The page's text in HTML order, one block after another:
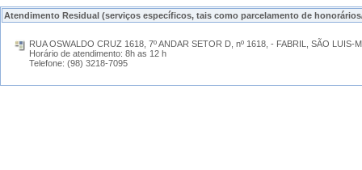
Atendimento Residual (serviços específicos, tais como parcelamento de
RUA OSWALDO CRUZ 1618, 7º ANDAR SETOR D, nº 1618, - FABRIL, SÃO LUIS-
Horário de atendimento: 8h as 12 h
Telefone: (98) 3218-7095